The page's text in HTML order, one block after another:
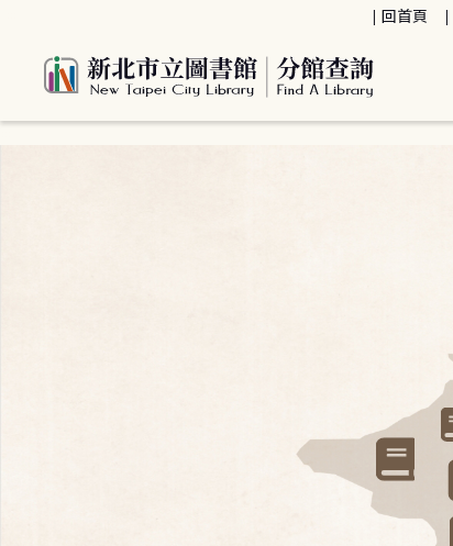
回首頁